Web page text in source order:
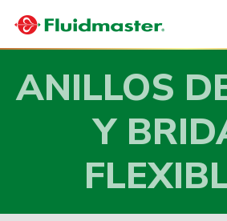
ANILLOS
Y